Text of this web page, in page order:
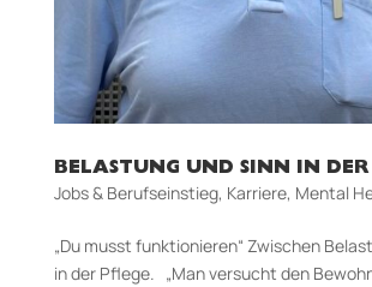
BELASTUNG UND SINN IN DER
Jobs & Berufseinstieg, Karriere, Mental
„Du musst funktionieren“ Zwischen
in der Pflege. „Man versucht den